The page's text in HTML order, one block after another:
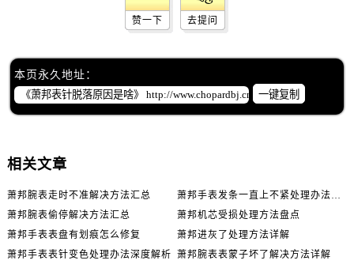
赞一下 去提问
本页永久地址：
一键复制
相关文章
萧邦腕表走时不准解决方法汇总
萧邦手表发条一直上不紧处理办法推荐
萧邦腕表偷停解决方法汇总
萧邦机芯受损处理方法盘点
萧邦手表表盘有划痕怎么修复
萧邦进灰了处理方法详解
萧邦手表表针变色处理办法深度解析 萧邦腕表表蒙子坏了解决方法详解